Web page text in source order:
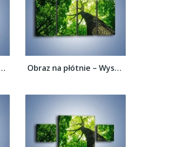
na drzewie –... Obraz na płótnie – Wysoko na drzewie –...